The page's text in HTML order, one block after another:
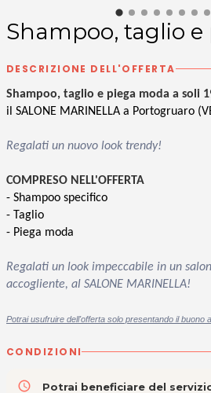
Shampoo, taglio
DESCRIZIONE DELL'OFFERTA
Shampoo, taglio e piega moda a soli
il SALONE MARINELLA a Portogruaro
Regalati un nuovo look trendy!
COMPRESO NELL'OFFERTA
- Shampoo specifico
- Taglio
- Piega moda
Regalati un look impeccabile in un
accogliente, al SALONE MARINELLA!
Potrai usufruire dell'offerta solo presentando il buono
CONDIZIONI
access_time
Potrai beneficiare del